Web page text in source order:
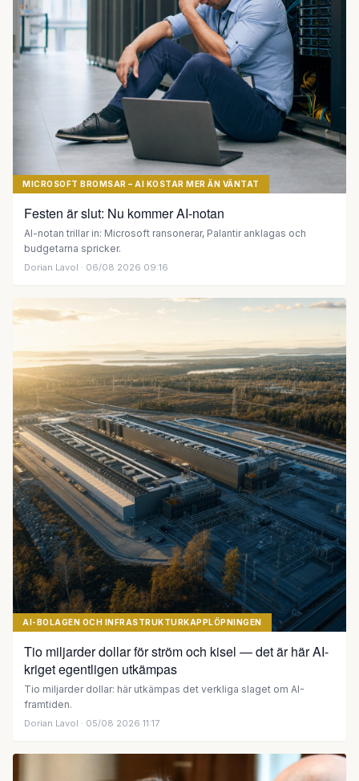
MICROSOFT BROMSAR – AI KOSTAR MER ÄN VÄNTAT
Festen är slut: Nu kommer AI-notan
AI-notan trillar in: Microsoft ransonerar, Palantir anklagas och
budgetarna spricker.
Dorian Lavol · 06/08 2026 09:16
AI-BOLAGEN OCH INFRASTRUKTURKAPPLÖPNINGEN
Tio miljarder dollar för ström och kisel — det är här AI-
kriget egentligen utkämpas
Tio miljarder dollar: här utkämpas det verkliga slaget om AI-
framtiden.
Dorian Lavol · 05/08 2026 11:17